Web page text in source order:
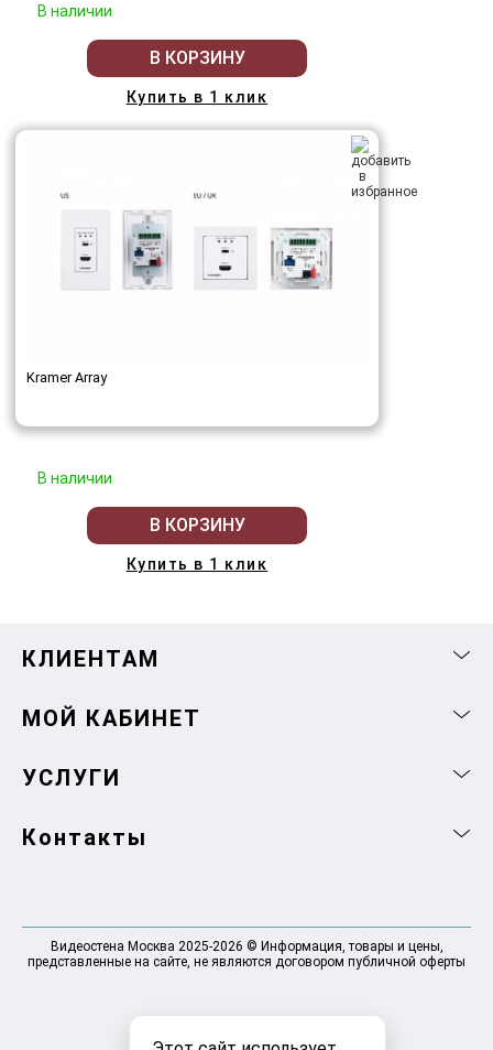
В наличии
В КОРЗИНУ
Купить в 1 клик
Kramer Array
В наличии
В КОРЗИНУ
Купить в 1 клик
КЛИЕНТАМ
МОЙ КАБИНЕТ
УСЛУГИ
Контакты
Видеостена Москва 2025-2026 © Информация, товары и цены,
представленные на сайте, не являются договором публичной оферты